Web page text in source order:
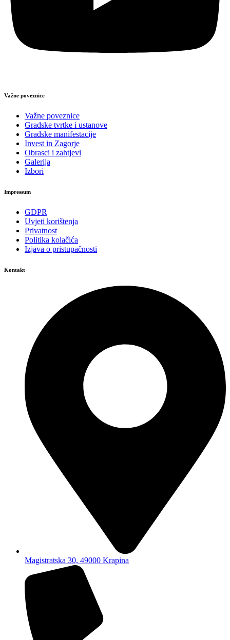
Važne poveznice
Važne poveznice
Gradske tvrtke i ustanove
Gradske manifestacije
Invest in Zagorje
Obrasci i zahtjevi
Galerija
Izbori
Impressum
GDPR
Uvjeti korištenja
Privatnost
Politika kolačića
Izjava o pristupačnosti
Kontakt
Magistratska 30, 49000 Krapina